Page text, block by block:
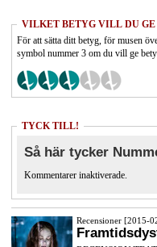
VILKET BETYG VILL DU GE
För att sätta ditt betyg, för musen
symbol nummer 3 om du vill ge
TYCK TILL!
Så här tycker
Kommentarer inaktiverade.
Recensioner [2015-